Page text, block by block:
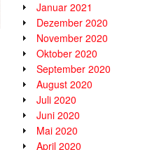
Januar 2021
Dezember 2020
November 2020
Oktober 2020
September 2020
August 2020
Juli 2020
Juni 2020
Mai 2020
April 2020